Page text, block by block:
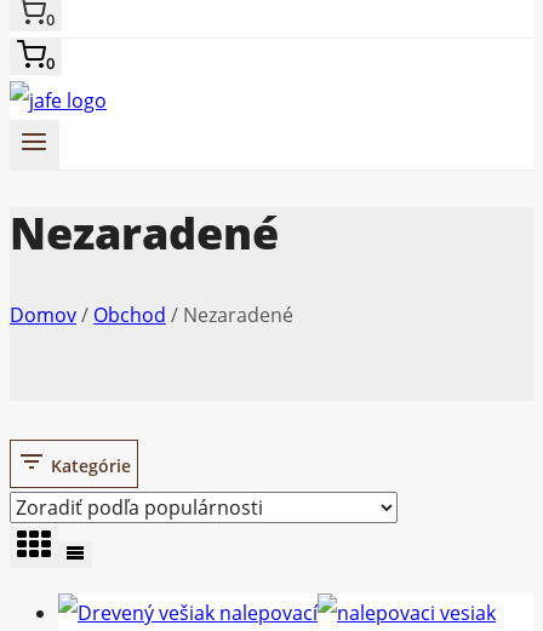
0
0
Nezaradené
Domov/ Obchod / Nezaradené
Kategórie